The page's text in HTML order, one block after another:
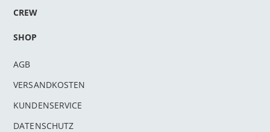
CREW
SHOP
AGB
VERSANDKOSTEN
KUNDENSERVICE
DATENSCHUTZ